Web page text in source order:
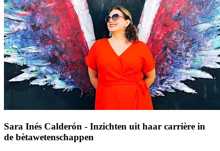
Sara Inés Calderón - Inzichten uit haar carrière in
de bètawetenschappen